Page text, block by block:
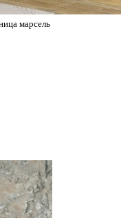
марсель